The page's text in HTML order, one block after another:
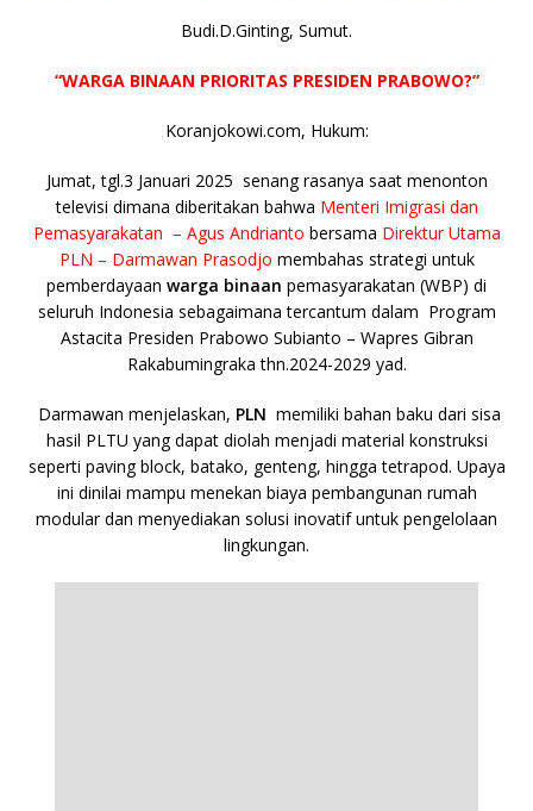
e
o
o
k
te
m
ai
l
h
at
s
A
p
p
o
p
y
Li
n
k
a
k
a
o
p e
g
e
r
Budi.D.Ginting, Sumut.
“WARGA BINAAN PRIORITAS PRESIDEN PRABOWO?”
Koranjokowi.com, Hukum:
Jumat, tgl.3 Januari 2025 senang rasanya saat menonton
televisi dimana diberitakan bahwa Menteri Imigrasi dan
Pemasyarakatan – Agus Andrianto bersama Direktur Utama
PLN – Darmawan Prasodjo membahas strategi untuk
pemberdayaan warga binaan pemasyarakatan (WBP) di
seluruh Indonesia sebagaimana tercantum dalam Program
Astacita Presiden Prabowo Subianto – Wapres Gibran
Rakabumingraka thn.2024-2029 yad.
Darmawan menjelaskan, PLN memiliki bahan baku dari sisa
hasil PLTU yang dapat diolah menjadi material konstruksi
seperti paving block, batako, genteng, hingga tetrapod. Upaya
ini dinilai mampu menekan biaya pembangunan rumah
modular dan menyediakan solusi inovatif untuk pengelolaan
lingkungan.